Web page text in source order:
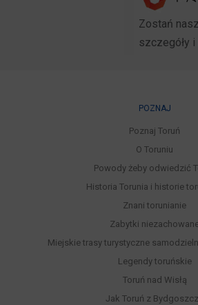
Zostań
szczegóły
POZNAJ
Poznaj Toruń
O Toruniu
Powody żeby odwiedzić
Historia Torunia i historie
Znani torunianie
Zabytki
Miejskie trasy turystyczne
Legendy toruńskie
Toruń nad Wisłą
Jak Toruń z